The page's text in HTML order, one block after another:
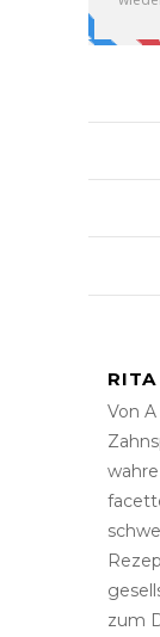
Von
zum